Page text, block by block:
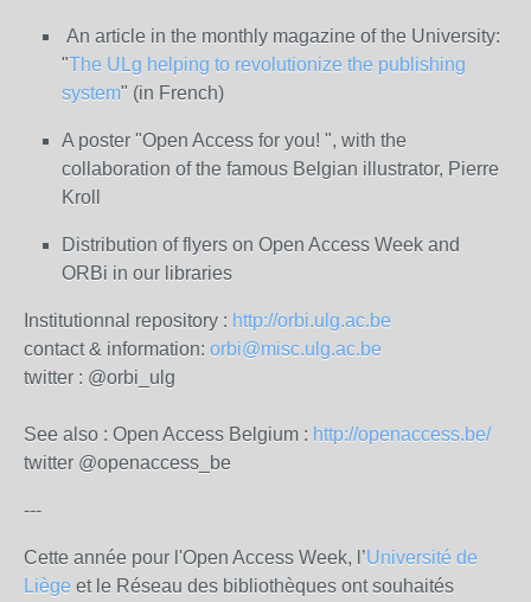
An article in the monthly magazine of the University:
"The ULg helping to revolutionize the publishing
system" (in French)
A poster "Open Access for you! ", with the
collaboration of the famous Belgian illustrator, Pierre
Kroll
Distribution of flyers on Open Access Week and
ORBi in our libraries
Institutionnal repository : http://orbi.ulg.ac.be
contact & information: orbi@misc.ulg.ac.be
twitter : @orbi_ulg
See also : Open Access Belgium : http://openaccess.be/
twitter @openaccess_be
---
Cette année pour l'Open Access Week, l’Université de
Liège et le Réseau des bibliothèques ont souhaités